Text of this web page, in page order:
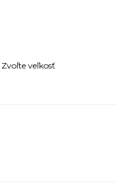
Zvoľte veľkosť